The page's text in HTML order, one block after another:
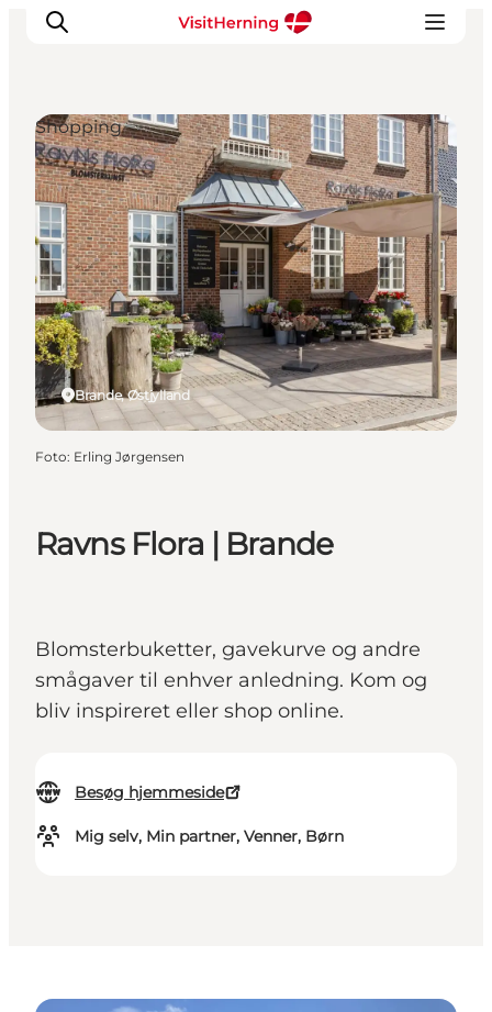
Det sker
Spis, drik og shop
Kunstlandet
Se og oplev
Find vej
Sov godt
Book overnatning
Ravns Flora | Brande
Blomsterbuketter, gavekurve og andre
smågaver til enhver anledning. Kom og
bliv inspireret eller shop online.
Besøg hjemmeside
Mig selv, Min partner, Venner, Børn
Brande, Østjylland
Shopping
Foto: Erling Jørgensen